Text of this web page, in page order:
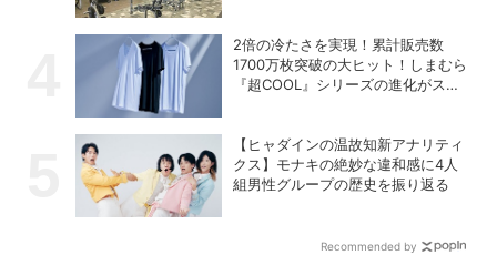
2倍の冷たさを実現！累計販売数
1700万枚突破の大ヒット！しまむら
『超COOL』シリーズの進化がスゴ
【ヒャダインの温故知新アナリティ
クス】モナキの絶妙な違和感に4人
組男性グループの歴史を振り返る
Recommended by